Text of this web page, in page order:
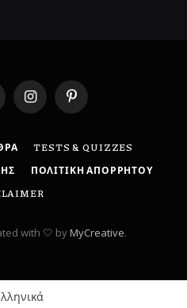
InstagramPinterest
TESTS & QUIZZES
ΠΟΛΙΤΙΚΗ ΑΠΟΡΡΗΤΟΥ
with 🤍 byMyCreative.